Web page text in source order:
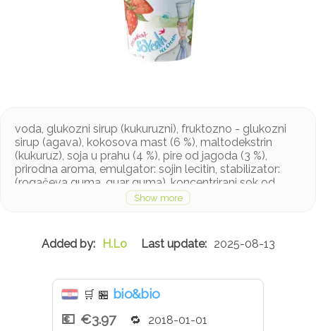
voda, glukozni sirup (kukuruzni), fruktozno - glukozni
sirup (agava), kokosova mast (6 %), maltodekstrin
(kukuruz), soja u prahu (4 %), pire od jagoda (3 %),
prirodna aroma, emulgator: sojin lecitin, stabilizator:
(rogačeva guma, guar guma), koncentrirani sok od
limuna, lakto-fermentirani sok od cikle, ekstrakt burbon
H.Lo
2025-08-13
🛒 🏪 bio&bio
€3.97
2018-01-01